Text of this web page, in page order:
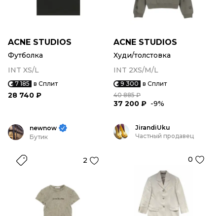
ACNE STUDIOS
Футболка
INT XS/L
7 185 в Сплит
28 740 ₽
ACNE STUDIOS
Худи/толстовка
INT 2XS/M/L
9 300 в Сплит
40 885 ₽
37 200 ₽ -9%
newnow
Бутик
2
JirandiUku
Частный продавец
0